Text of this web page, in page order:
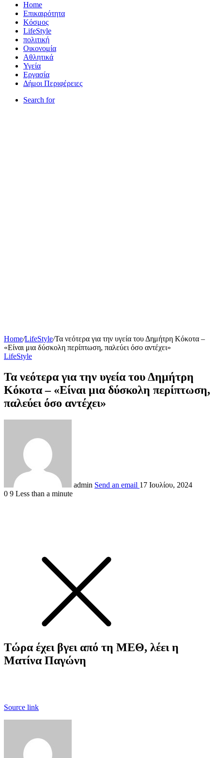
Home
Επικαιρότητα
Κόσμος
LifeStyle
πολιτική
Οικονομία
Αθλητικά
Υγεία
Εργασία
Δήμοι Περιφέρειες
Search for
Home/LifeStyle/Τα νεότερα για την υγεία του Δημήτρη Κόκοτα –
«Είναι μια δύσκολη περίπτωση, παλεύει όσο αντέχει»
LifeStyle
Τα νεότερα για την υγεία του Δημήτρη
Κόκοτα – «Είναι μια δύσκολη περίπτωση,
παλεύει όσο αντέχει»
admin Send an email 17 Ιουλίου, 2024
0 9 Less than a minute
Τώρα έχει βγει από τη ΜΕΘ, λέει η
Ματίνα Παγώνη
Source link